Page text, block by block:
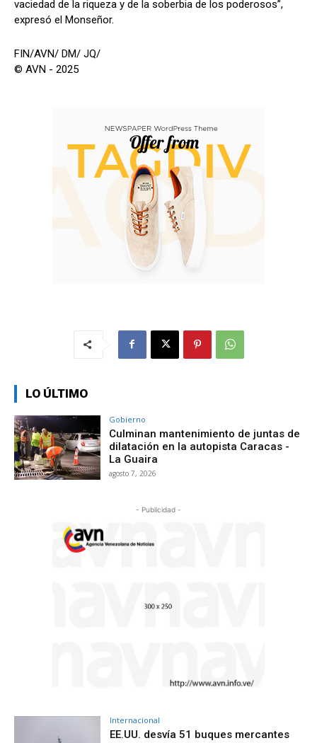
vaciedad de la riqueza y de la soberbia de los poderosos”,
expresó el Monseñor.
FIN/AVN/ DM/ JQ/
© AVN - 2025
LO ÚLTIMO
Gobierno
Culminan mantenimiento de juntas de
dilatación en la autopista Caracas -
La Guaira
agosto 7, 2026
- Publicidad -
Internacional
EE.UU. desvía 51 buques mercantes